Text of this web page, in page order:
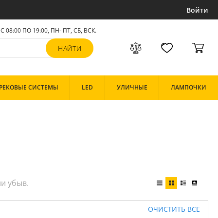
Войти
С 08:00 ПО 19:00, ПН- ПТ,СБ, ВСК.
СИСТЕМЫ LED УЛИЧНЫЕ ЛАМПОЧКИ
ОЧИСТИТЬ ВСЕ